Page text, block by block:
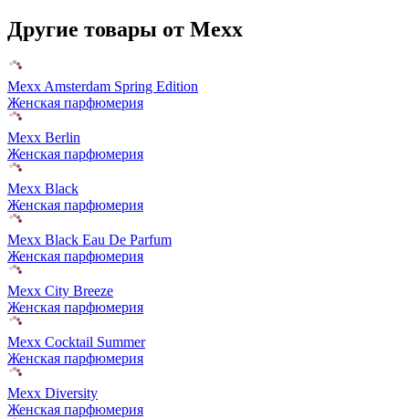
Другие товары от Mexx
Mexx Amsterdam Spring Edition
Женская парфюмерия
Mexx Berlin
Женская парфюмерия
Mexx Black
Женская парфюмерия
Mexx Black Eau De Parfum
Женская парфюмерия
Mexx City Breeze
Женская парфюмерия
Mexx Cocktail Summer
Женская парфюмерия
Mexx Diversity
Женская парфюмерия